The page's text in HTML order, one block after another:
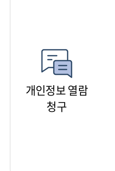
개인정보 열람
청구